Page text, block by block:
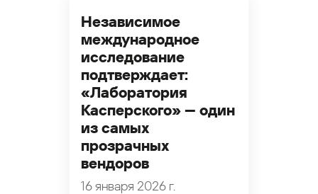
Независимое
международное
исследование
подтверждает:
«Лаборатория
Касперского» — один
из самых
прозрачных
вендоров
16 января 2026 г.